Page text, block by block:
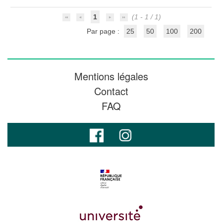
1
(1 - 1 / 1)
Par page :
25 50 100 200
Mentions légales
Contact
FAQ